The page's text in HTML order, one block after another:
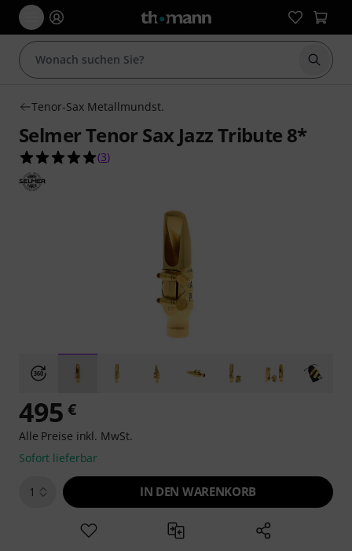
Suche
Tenor-Sax Metallmundst.
Selmer Tenor Sax Jazz Tribute 8*
5.0 von 5 Sternen aus 3 Kundenbewertungen
(3)
495 €
Alle Preise inkl. MwSt.
Sofort lieferbar
1 IN DEN WARENKORB